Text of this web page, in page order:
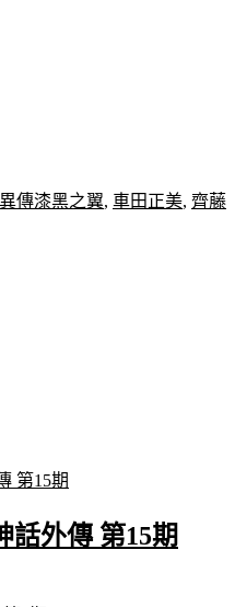
傳漆黑之翼, 車田正美, 齊藤
話外傳 第15期